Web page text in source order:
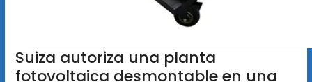
Suiza autoriza una planta
fotovoltaica desmontable en una